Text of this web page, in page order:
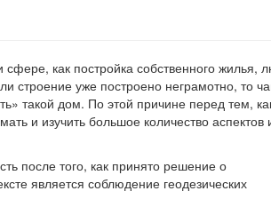
как постройка собственного жилья,
строение уже построено неграмотно, то
такой дом. По этой причине перед тем,
и изучить большое количество аспектов
после того, как принято решение о
является соблюдение геодезических